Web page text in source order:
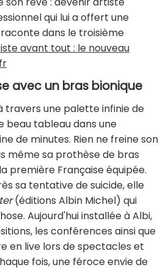
qui lui a offert une
dans le troisième
avant tout : le nouveau
avec un bras bionique
travers une palette infinie de
beau tableau dans une
de minutes. Rien ne freine son
même sa prothèse de bras
première Française équipée.
sa tentative de suicide, elle
(éditions Albin Michel) qui
Aujourd'hui installée à Albi,
les conférences ainsi que
en live lors de spectacles et
fois, une féroce envie de